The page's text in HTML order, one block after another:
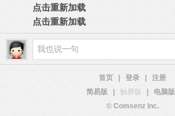
点击重新加载
点击重新加载
首页 登录
注册
简易版
触屏版 电脑版
© Comsenz Inc.